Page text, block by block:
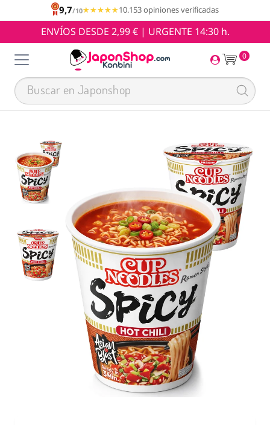
9,7/10★★★★★
★★★★★10.153 opiniones verificadas
ENVÍOS DESDE 2,99 € | URGENTE 14:30 h.
0